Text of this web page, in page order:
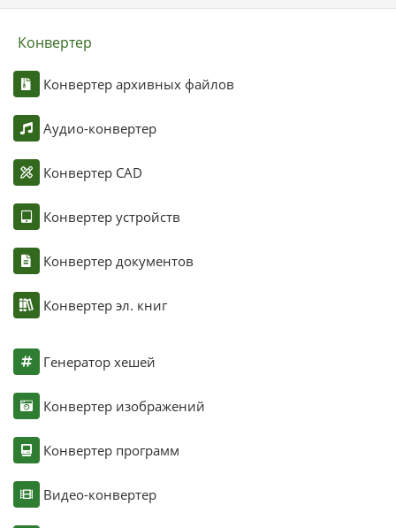
Конвертер
Конвертер архивных файлов
Аудио-конвертер
Конвертер CAD
Конвертер устройств
Конвертер документов
Конвертер эл. книг
Генератор хешей
Конвертер изображений
Конвертер программ
Видео-конвертер